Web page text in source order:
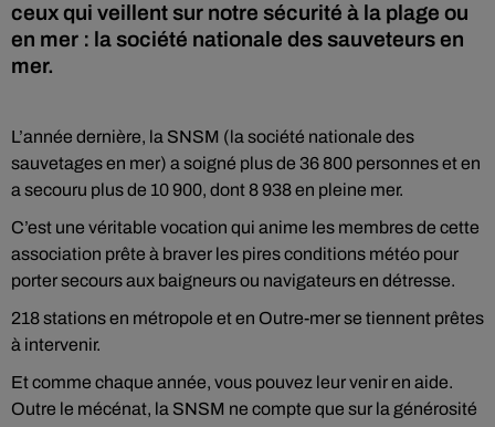
ceux qui veillent sur notre sécurité à la plage ou
en mer : la société nationale des sauveteurs en
mer.
L’année dernière, la SNSM (la société nationale des
sauvetages en mer) a soigné plus de 36 800 personnes et en
a secouru plus de 10 900, dont 8 938 en pleine mer.
C’est une véritable vocation qui anime les membres de cette
association prête à braver les pires conditions météo pour
porter secours aux baigneurs ou navigateurs en détresse.
218 stations en métropole et en Outre-mer se tiennent prêtes
à intervenir.
Et comme chaque année, vous pouvez leur venir en aide.
Outre le mécénat, la SNSM ne compte que sur la générosité